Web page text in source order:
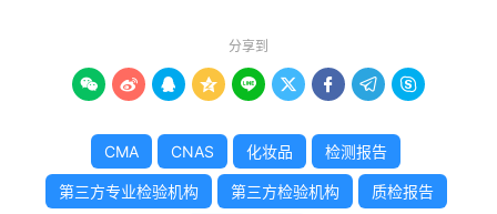
分享到
        
CMA CNAS 化妆品 检测报告
第三方专业检验机构 第三方检验机构 质检报告